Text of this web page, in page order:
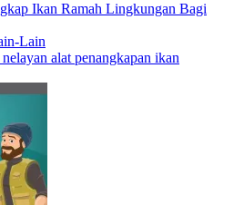
Ikan Ramah Lingkungan Bagi
Lain
nelayan alat penangkapan ikan